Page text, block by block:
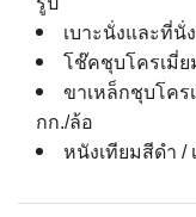
เบาะนั่งและที่นั่
โช๊คชุบโครเมี่
ขาเหล็กชุบโคร
กก./ล้อ
หนังเทียมสีดำ /